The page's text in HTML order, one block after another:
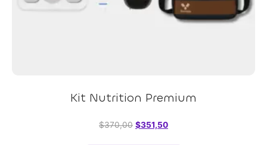
Kit Nutrition Premium
$370,00 $351,50